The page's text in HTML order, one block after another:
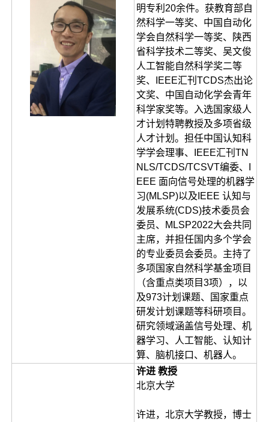
明专利20余件。获教育部自
然科学一等奖、中国自动化
学会自然科学一等奖、陕西
省科学技术二等奖、吴文俊
人工智能自然科学奖二等
奖、IEEE汇刊TCDS杰出论
文奖、中国自动化学会青年
科学家奖等。入选国家级人
才计划特聘教授及多项省级
人才计划。担任中国认知科
学学会理事、IEEE汇刊TN
NLS/TCDS/TCSVT编委、I
EEE 面向信号处理的机器学
习(MLSP)以及IEEE 认知与
发展系统(CDS)技术委员会
委员、MLSP2022大会共同
主席，并担任国内多个学会
的专业委员会委员。主持了
多项国家自然科学基金项目
（含重点类项目3项），以
及973计划课题、国家重点
研发计划课题等科研项目。
研究领域涵盖信号处理、机
器学习、人工智能、认知计
算、脑机接口、机器人。
许进 教授
北京大学
许进，北京大学教授，博士